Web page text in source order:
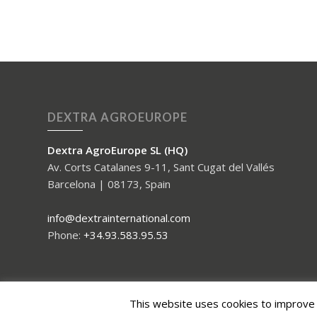
DEXTRA AGROEUROPE
Dextra AgroEurope SL (HQ)
Av. Corts Catalanes 9-11, Sant Cugat del Vallés
Barcelona | 08173, Spain
info@dextrainternational.com
Phone: +34.93.583.95.53
© 2018 - Dextra International. Leading crop protection consultancy
This website uses cookies to